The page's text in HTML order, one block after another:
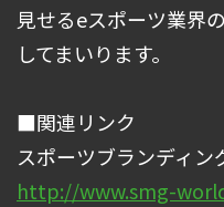
見せるeスポーツ業界
してまいります。
■関連リンク
スポーツブランディン
http://www.smg-